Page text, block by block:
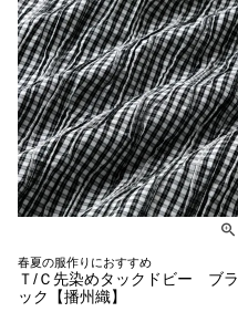
春夏の服作りにおすすめ
Ｔ/Ｃ先染めタックドビー ブラ
ック【播州織】